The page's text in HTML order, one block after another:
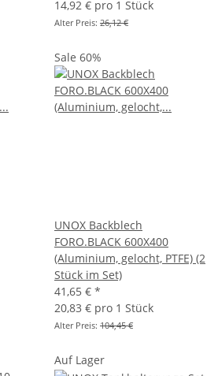
14,92 € pro 1 Stück
Alter Preis: 26,12 €
Sale 60%
UNOX Backblech
FORO.BLACK 600X400
(Aluminium, gelocht, PTFE) (2
Stück im Set)
41,65 € *
20,83 € pro 1 Stück
Alter Preis: 104,45 €
Auf Lager